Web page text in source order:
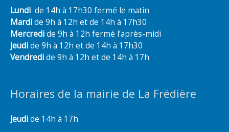
Lundi de 14h à 17h30 fermé le matin
Mardide 9h à 12h et de 14h à 17h30
Mercredide 9h à 12h fermé l’après-midi
Jeudide 9h à 12h et de 14h à 17h30
Vendredide 9h à 12h et de 14h à 17h
Horaires de la mairie de La Frédière
Jeudide 14h à 17h